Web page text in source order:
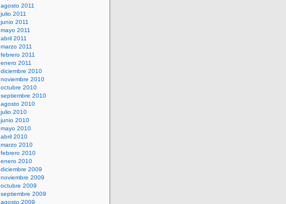
agosto 2011
julio 2011
junio 2011
mayo 2011
abril 2011
marzo 2011
febrero 2011
enero 2011
diciembre 2010
noviembre 2010
octubre 2010
septiembre 2010
agosto 2010
julio 2010
junio 2010
mayo 2010
abril 2010
marzo 2010
febrero 2010
enero 2010
diciembre 2009
noviembre 2009
octubre 2009
septiembre 2009
agosto 2009